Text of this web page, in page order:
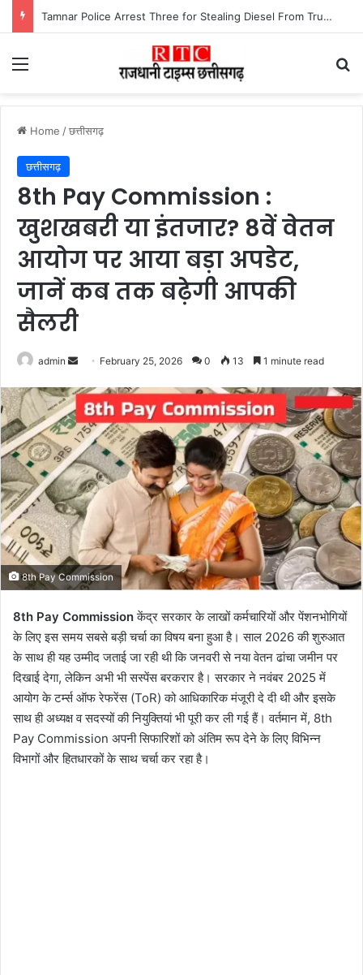
Tamnar Police Arrest Three for Stealing Diesel From Trucks at Night रात के अंधेरे में ट्रकों-ट्रेलरों का डीजल उड़ाने वाले गिरोह को तमनार पुलिस ने खरीदार समेत तीन आरोपी को किया गिरफ्तार।
Menu
Home /छत्तीसगढ़
छत्तीसगढ़
8th Pay Commission :
खुशखबरी या इंतजार? 8वें वेतन
आयोग पर आया बड़ा अपडेट,
जानें कब तक बढ़ेगी आपकी
सैलरी
admin
Send
email
February 25, 2026 0 13 1 minute read
8th Pay Commission
8th Pay Commissionकेंद्र सरकार के लाखों कर्मचारियों और पेंशनभोगियों
के लिए इस समय सबसे बड़ी चर्चा का विषय बना हुआ है। साल 2026 की शुरुआत
के साथ ही यह उम्मीद जताई जा रही थी कि जनवरी से नया वेतन ढांचा जमीन पर
दिखाई देगा, लेकिन अभी भी सस्पेंस बरकरार है। सरकार ने नवंबर 2025 में
आयोग के टर्म्स ऑफ रेफरेंस (ToR) को आधिकारिक मंजूरी दे दी थी और इसके
साथ ही अध्यक्ष व सदस्यों की नियुक्तियां भी पूरी कर ली गई हैं। वर्तमान में, 8th
Pay Commission अपनी सिफारिशों को अंतिम रूप देने के लिए विभिन्न
विभागों और हितधारकों के साथ चर्चा कर रहा है।